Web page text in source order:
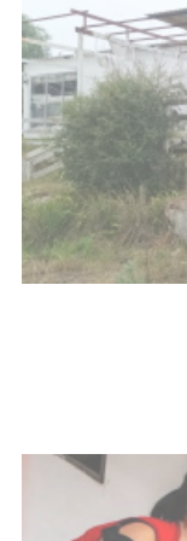
Turismo